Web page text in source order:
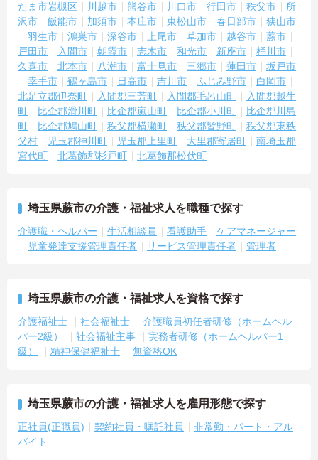
たま市岩槻区
川越市 熊谷市 川口市 行田市 秩父市
所
沢市
飯能市 加須市 本庄市 東松山市 春日部市
狭山市
羽生市
鴻巣市 深谷市 上尾市 草加市 越谷市
蕨市
戸田市
入間市 朝霞市 志木市 和光市 新座市
桶川市
久喜市
北本市 八潮市 富士見市 三郷市 蓮田市
坂戸市
幸手市
鶴ヶ島市 日高市 吉川市 ふじみ野市
白岡市
北足立郡伊奈町
入間郡三芳町 入間郡毛呂山町
入間郡越生
町
比企郡滑川町 比企郡嵐山町 比企郡小川町
比企郡川島
町
比企郡鳩山町 秩父郡横瀬町 秩父郡皆野町
秩父郡東秩
父村
児玉郡神川町 児玉郡上里町 大里郡寄居町
南埼玉郡
宮代町
北葛飾郡杉戸町 北葛飾郡松伏町
埼玉県蕨市の介護・福祉求人を職種で探す
介護職・ヘルパー 生活相談員 看護助手
ケアマネージャー
児童発達支援管理責任者
サービス管理責任者 管理者
埼玉県蕨市の介護・福祉求人を資格で探す
介護福祉士 社会福祉士
介護職員初任者研修（ホームヘル
パー2級）
社会福祉主事
実務者研修（ホームヘルパー1
級）
精神保健福祉士 無資格OK
埼玉県蕨市の介護・福祉求人を雇用形態で探す
正社員(正職員) 契約社員・嘱託社員
非常勤・パート・アル
バイト